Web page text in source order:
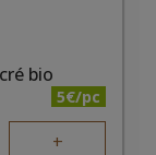
bio
5€/pc
+